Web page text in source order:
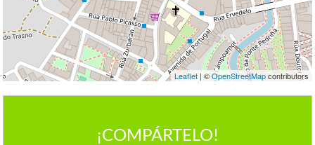
Leaflet| ©OpenStreetMapcontributors
¡COMPÁRTELO!